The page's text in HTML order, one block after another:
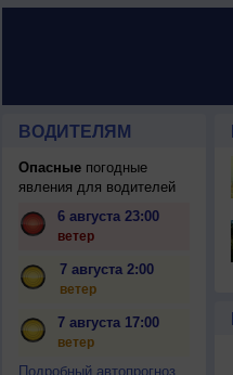
ВОДИТЕЛЯМ
Опасныепогодные
явления для водителей
6 августа 23:00
ветер
7 августа 2:00
ветер
7 августа 17:00
ветер
Подробный автопрогноз